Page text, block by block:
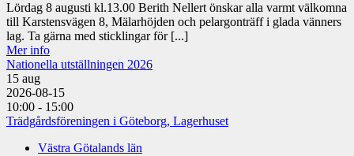
Lördag 8 augusti kl.13.00 Berith Nellert önskar alla varmt välkomna
till Karstensvägen 8, Mälarhöjden och pelargonträff i glada vänners
lag. Ta gärna med sticklingar för [...]
Mer info
Nationella utställningen 2026
15 aug
2026-08-15
10:00 - 15:00
Trädgårdsföreningen i Göteborg, Lagerhuset
Västra Götalands län